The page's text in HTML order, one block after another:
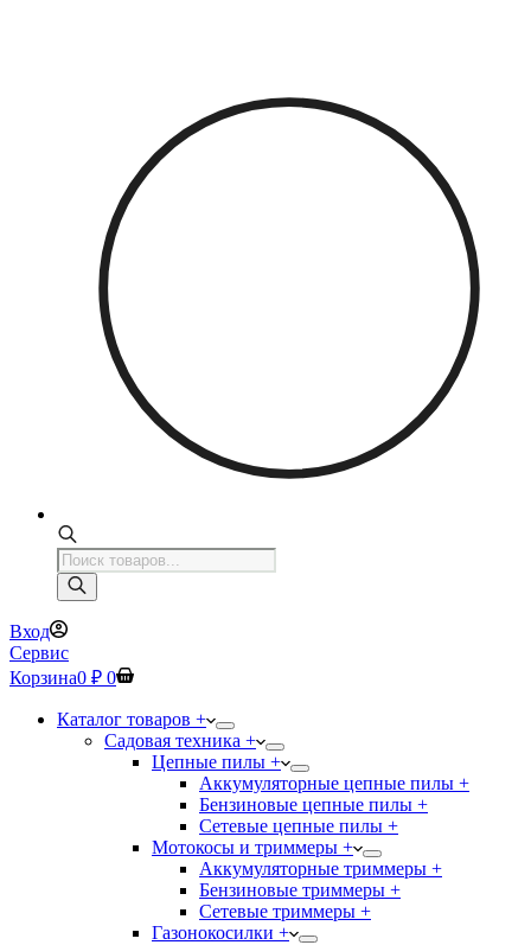
Поиск
товаров
Вход
Сервис
Корзина0 ₽ 0
Каталог товаров +
Садовая техника +
Цепные пилы +
Аккумуляторные цепные пилы +
Бензиновые цепные пилы +
Сетевые цепные пилы +
Мотокосы и триммеры +
Аккумуляторные триммеры +
Бензиновые триммеры +
Сетевые триммеры +
Газонокосилки +